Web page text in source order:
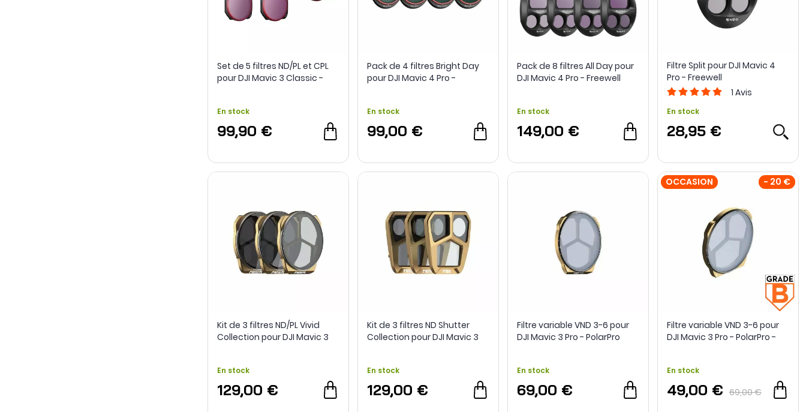
Set de 5 filtres ND/PL et CPL
pour DJI Mavic 3 Classic -
En stock
99,90 €
Pack de 4 filtres Bright Day
pour DJI Mavic 4 Pro -
En stock
99,00 €
Pack de 8 filtres All Day pour
DJI Mavic 4 Pro - Freewell
En stock
149,00 €
Filtre Split pour DJI Mavic 4
Pro - Freewell
1 Avis
En stock
28,95 €
Kit de 3 filtres ND/PL Vivid
Collection pour DJI Mavic 3
En stock
129,00 €
Kit de 3 filtres ND Shutter
Collection pour DJI Mavic 3
En stock
129,00 €
Filtre variable VND 3-6 pour
DJI Mavic 3 Pro - PolarPro
En stock
69,00 €
OCCASION - 20 €
Filtre variable VND 3-6 pour
DJI Mavic 3 Pro - PolarPro -
En stock
49,00 € 69,00 €